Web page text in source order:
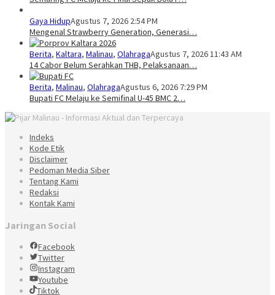
Gaya HidupAgustus 7, 2026 2:54 PM
Mengenal Strawberry Generation, Generasi…
Berita, Kaltara, Malinau, OlahragaAgustus 7, 2026 11:43 AM
14 Cabor Belum Serahkan THB, Pelaksanaan…
Berita, Malinau, OlahragaAgustus 6, 2026 7:29 PM
Bupati FC Melaju ke Semifinal U-45 BMC 2…
Indeks
Kode Etik
Disclaimer
Pedoman Media Siber
Tentang Kami
Redaksi
Kontak Kami
Jaringan Social
Facebook
Twitter
Instagram
Youtube
Tiktok